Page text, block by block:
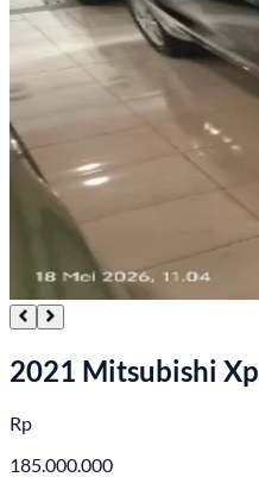
2021 Mitsubishi
Rp
185.000.000